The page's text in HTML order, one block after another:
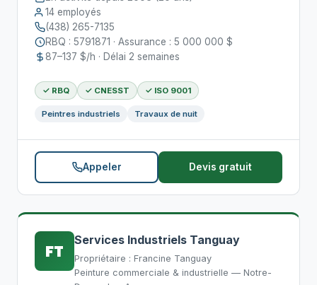
14 employés
(438) 265-7135
RBQ : 5791871 · Assurance : 5 000 000 $
87–137 $/h · Délai 2 semaines
✓ RBQ ✓ CNESST ✓ ISO 9001
Peintres industriels Travaux de nuit
Appeler Devis gratuit
FT
Services Industriels Tanguay
Propriétaire : Francine Tanguay
Peinture commerciale & industrielle — Notre-